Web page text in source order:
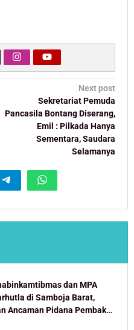
Next post
Sekretariat Pemuda
Pancasila Bontang Diserang,
Emil : Pilkada Hanya
Sementara, Saudara
Selamanya
dan MPA
di Samboja Barat,
Ancaman Pidana Pembakar